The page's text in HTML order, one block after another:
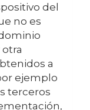
del
no es
a
ejemplo
terceros